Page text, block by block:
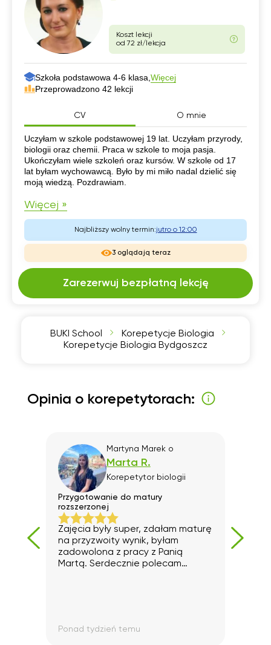
Koszt lekcji
od 72 zł/lekcja
Szkoła podstawowa 4-6 klasa, Więcej
Przeprowadzono 42 lekcji
CV O mnie
CV
Uczyłam w szkole podstawowej 19 lat. Uczyłam przyrody,
biologii oraz chemii. Praca w szkole to moja pasja.
Ukończyłam wiele szkoleń oraz kursów. W szkole od 17
lat byłam wychowawcą. Było by mi miło nadal dzielić się
moją wiedzą. Pozdrawiam.
Więcej »
Najbliższy wolny termin:jutro o 12:00
3 oglądają teraz
Zarezerwuj bezpłatną lekcję
BUKI School
Korepetycje Biologia
Korepetycje Biologia Bydgoszcz
Opinia o korepetytorach:
Martyna Marek o
Marta R.
Korepetytor biologii
Przygotowanie do matury
rozszerzonej
Zajęcia były super, zdałam maturę
na przyzwoity wynik, byłam
zadowolona z pracy z Panią
Martą. Serdecznie polecam
Ponad tydzień temu